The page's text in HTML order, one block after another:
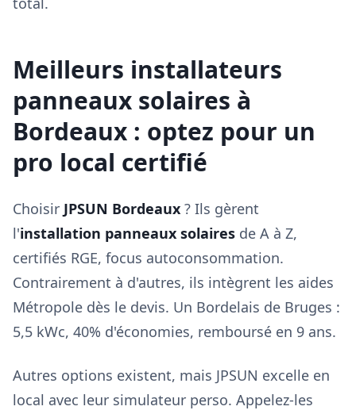
Meilleurs installateurs
panneaux solaires à
Bordeaux : optez pour un
pro local certifié
Choisir JPSUN Bordeaux ? Ils gèrent
l'installation panneaux solaires de A à Z,
certifiés RGE, focus autoconsommation.
Contrairement à d'autres, ils intègrent les aides
Métropole dès le devis. Un Bordelais de Bruges :
5,5 kWc, 40% d'économies, remboursé en 9 ans.
Autres options existent, mais JPSUN excelle en
local avec leur simulateur perso. Appelez-les